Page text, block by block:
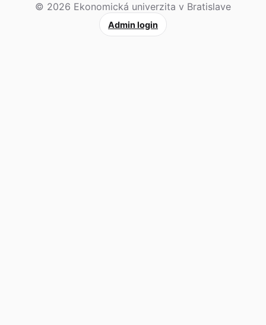
© 2026 Ekonomická univerzita v Bratislave
Admin login